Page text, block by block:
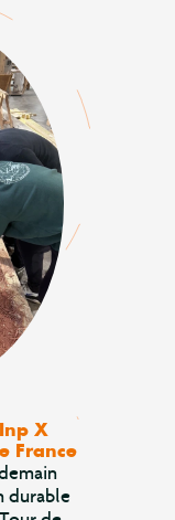
X
France
durable